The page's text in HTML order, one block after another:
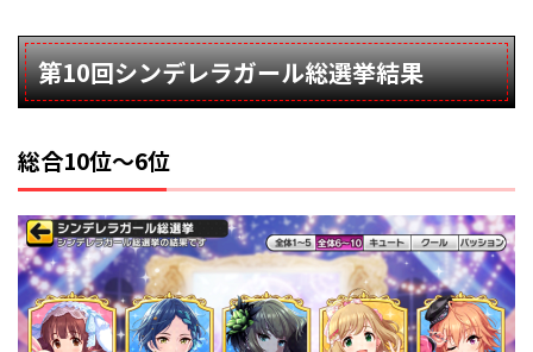
第10回シンデレラガール総選挙結果
総合10位～6位